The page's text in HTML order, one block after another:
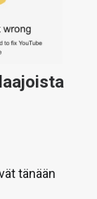
tänään